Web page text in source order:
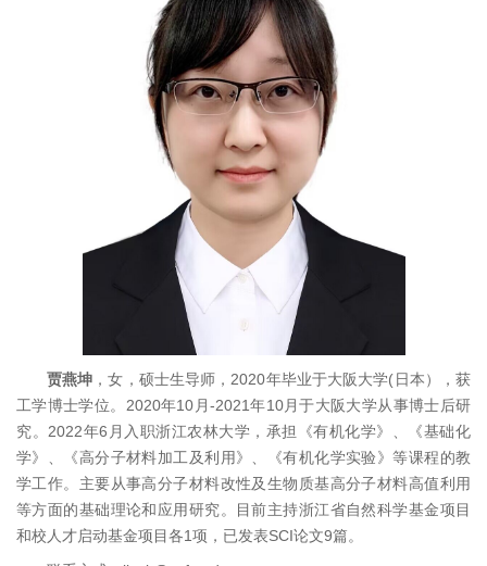
贾燕坤 ，女，硕士生导师，2020年毕业于大阪大学(日本），获
工学博士学位。2020年10月-2021年10月于大阪大学从事博士后研
究。2022年6月入职浙江农林大学，承担《有机化学》、《基础化
学》、《高分子材料加工及利用》、《有机化学实验》等课程的教
学工作。主要从事高分子材料改性及生物质基高分子材料高值利用
等方面的基础理论和应用研究。目前主持浙江省自然科学基金项目
和校人才启动基金项目各1项，已发表SCI论文9篇。